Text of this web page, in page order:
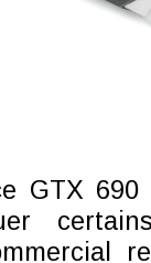
GTX